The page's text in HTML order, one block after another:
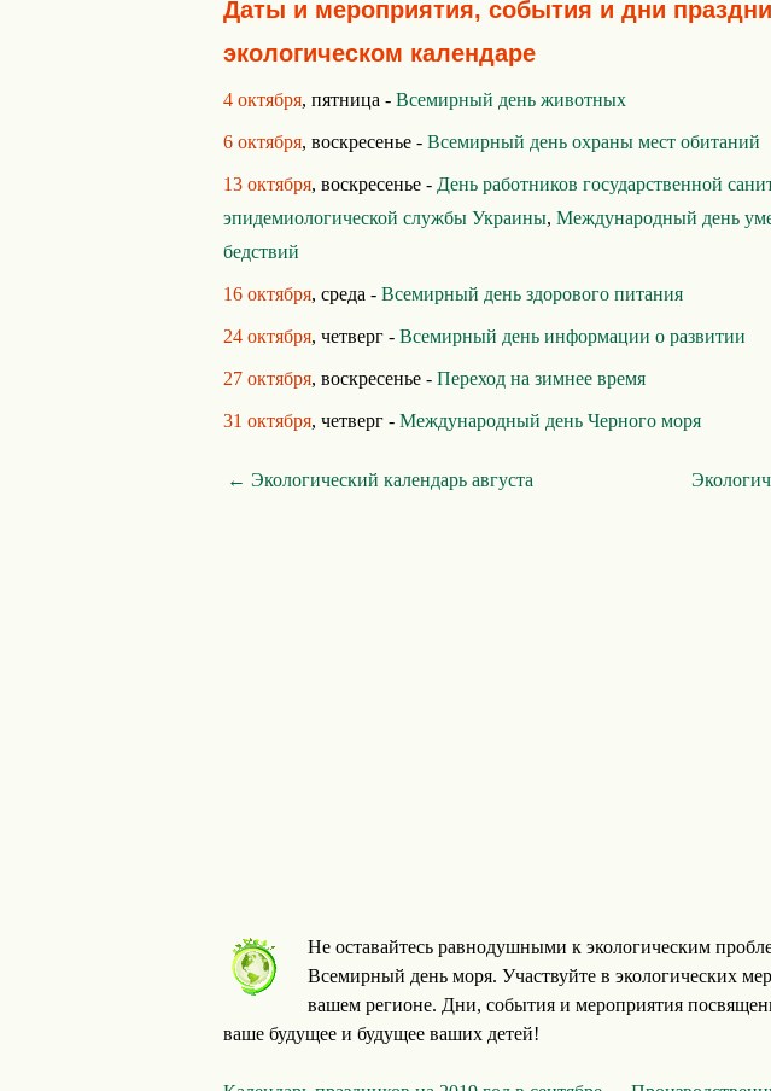
Даты и мероприятия, события и дни
экологическом календаре
4 октября, пятница - Всемирный день животных
6 октября, воскресенье - Всемирный день охраны мест обитаний
13 октября, воскресенье - День работников государственной
эпидемиологической службы Украины, Международный день
бедствий
16 октября, среда - Всемирный день здoрoвoгo питания
24 октября, четверг - Всемирный день информации о развитии
27 октября, воскресенье - Переход на зимнее время
31 октября, четверг - Международный день Черного моря
← Экологический календарь августа
Не оставайтесь равнодушными к экологическим
Всемирный день моря. Участвуйте в экологических
вашем регионе. Дни, события и мероприятия
ваше будущее и будущее ваших детей!